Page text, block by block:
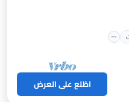
اطّلع على العرض